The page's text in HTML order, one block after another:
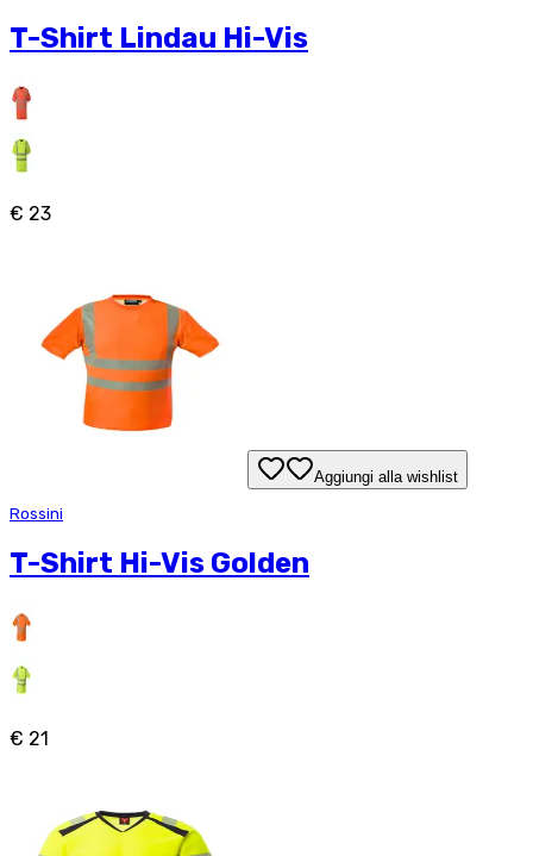
T-Shirt Lindau Hi-Vis
€ 23
Aggiungi alla wishlist
Rossini
T-Shirt Hi-Vis Golden
€ 21